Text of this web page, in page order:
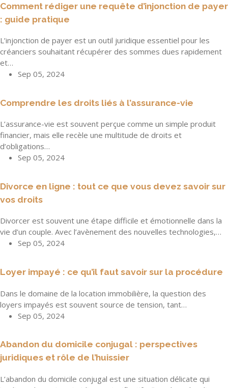
Comment rédiger une requête d’injonction de payer
: guide pratique
L’injonction de payer est un outil juridique essentiel pour les
créanciers souhaitant récupérer des sommes dues rapidement
et…
Sep 05, 2024
Comprendre les droits liés à l’assurance-vie
L’assurance-vie est souvent perçue comme un simple produit
financier, mais elle recèle une multitude de droits et
d’obligations…
Sep 05, 2024
Divorce en ligne : tout ce que vous devez savoir sur
vos droits
Divorcer est souvent une étape difficile et émotionnelle dans la
vie d’un couple. Avec l’avènement des nouvelles technologies,…
Sep 05, 2024
Loyer impayé : ce qu’il faut savoir sur la procédure
Dans le domaine de la location immobilière, la question des
loyers impayés est souvent source de tension, tant…
Sep 05, 2024
Abandon du domicile conjugal : perspectives
juridiques et rôle de l’huissier
L’abandon du domicile conjugal est une situation délicate qui